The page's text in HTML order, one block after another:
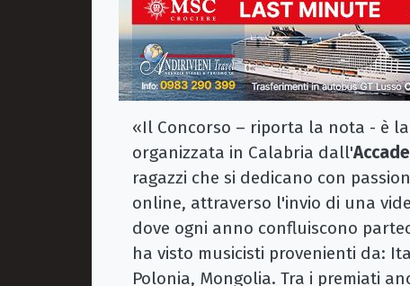
«Il Concorso – riporta la nota - è
organizzata in Calabria dall'
ragazzi che si dedicano con
online, attraverso l'invio di una
dove ogni anno confluiscono
ha visto musicisti provenienti da:
Polonia, Mongolia. Tra i premiati